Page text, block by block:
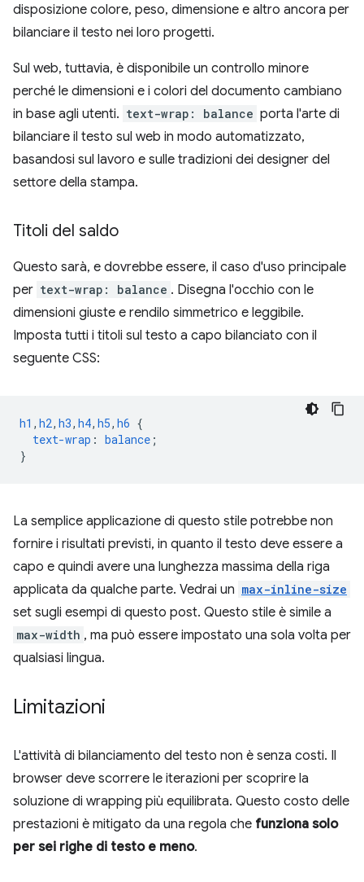
disposizione colore, peso, dimensione e altro ancora per
bilanciare il testo nei loro progetti.
Sul web, tuttavia, è disponibile un controllo minore
perché le dimensioni e i colori del documento cambiano
in base agli utenti. text-wrap: balance porta l'arte di
bilanciare il testo sul web in modo automatizzato,
basandosi sul lavoro e sulle tradizioni dei designer del
settore della stampa.
Titoli del saldo
Questo sarà, e dovrebbe essere, il caso d'uso principale
per text-wrap: balance . Disegna l'occhio con le
dimensioni giuste e rendilo simmetrico e leggibile.
Imposta tutti i titoli sul testo a capo bilanciato con il
seguente CSS:
h1 , h2, h3, h4, h5, h6 {
text-wrap : balance ;
}
La semplice applicazione di questo stile potrebbe non
fornire i risultati previsti, in quanto il testo deve essere a
capo e quindi avere una lunghezza massima della riga
applicata da qualche parte. Vedrai un max-inline-size
set sugli esempi di questo post. Questo stile è simile a
max-width , ma può essere impostato una sola volta per
qualsiasi lingua.
Limitazioni
L'attività di bilanciamento del testo non è senza costi. Il
browser deve scorrere le iterazioni per scoprire la
soluzione di wrapping più equilibrata. Questo costo delle
prestazioni è mitigato da una regola che funziona solo
per sei righe di testo e meno.